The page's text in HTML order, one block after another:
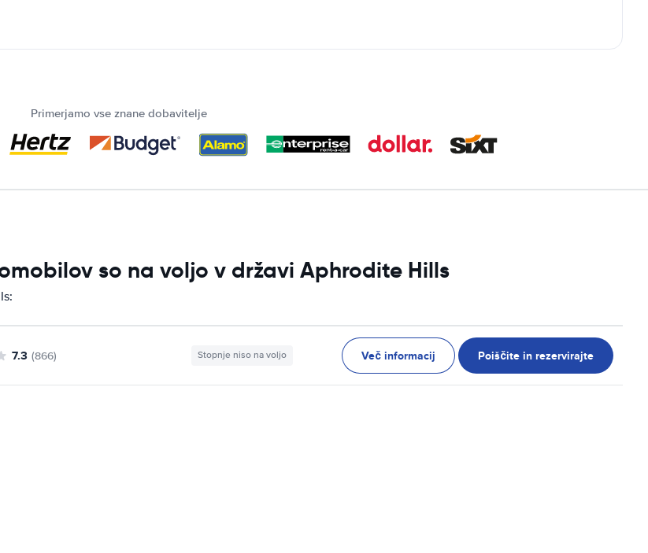
Primerjamo vse znane dobavitelje
so na voljo v državi Aphrodite Hills
7.3 (866) Stopnje niso na voljo Več informacij Poiščite in rezervirajte